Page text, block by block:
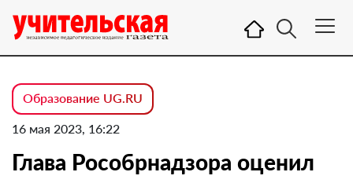
Образование UG.RU
16 мая 2023, 16:22
Глава Рособрнадзора оценил